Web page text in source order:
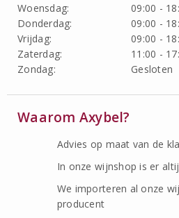
Woensdag:
09:00 -
Donderdag:
09:00 -
Vrijdag:
09:00 -
Zaterdag:
11:00 -
Zondag:
Gesloten
Waarom Axybel?
Advies op maat van de
In onze wijnshop is er
We importeren al onze
producent